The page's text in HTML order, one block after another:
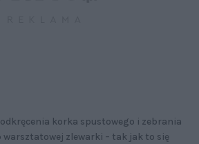
korka spustowego i zebrania
warsztatowej zlewarki – tak jak to się